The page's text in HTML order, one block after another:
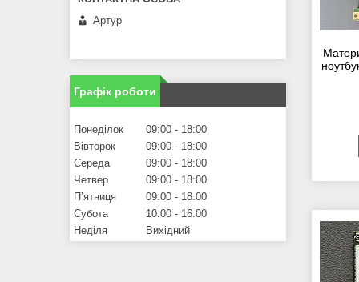
Артур
Графік роботи
Понеділок 09:00
18:00
Вівторок
09:00
18:00
Середа
09:00
18:00
Четвер
09:00
18:00
Пʼятниця
09:00
18:00
Субота
10:00
16:00
Неділя
Вихідний